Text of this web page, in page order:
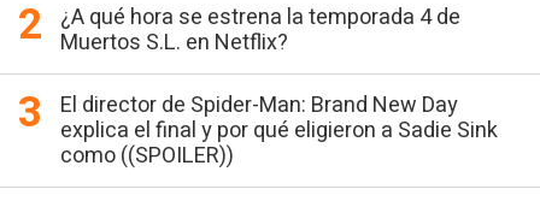
¿A qué hora se estrena la temporada 4 de
Muertos S.L. en Netflix?
El director de Spider-Man: Brand New Day
explica el final y por qué eligieron a Sadie Sink
como ((SPOILER))